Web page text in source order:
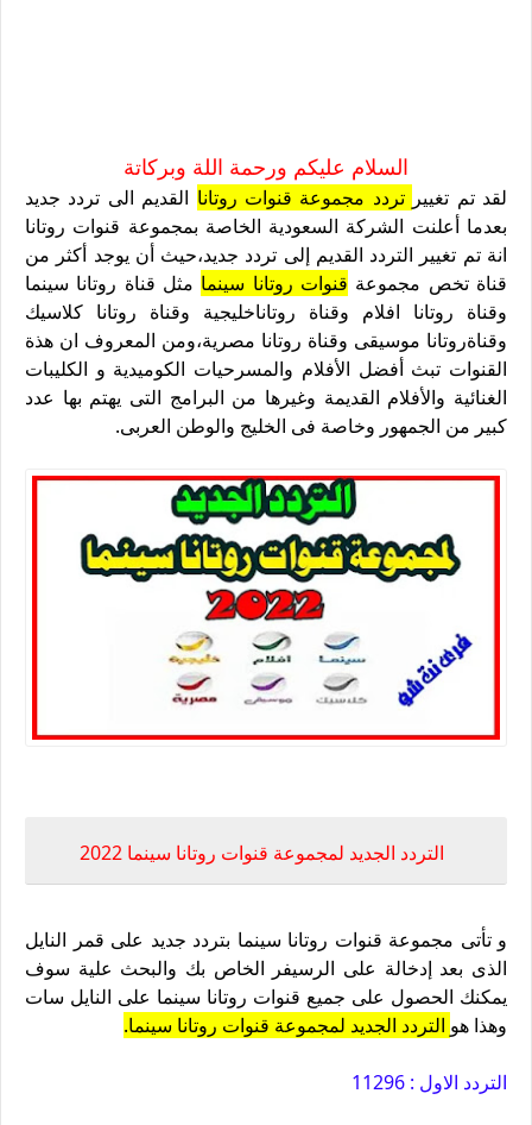
السلام عليكم ورحمة اللة وبركاتة
لقد تم تغيير تردد مجموعة قنوات روتانا القديم الى تردد جديد
بعدما أعلنت الشركة السعودية الخاصة بمجموعة قنوات روتانا
انة تم تغيير التردد القديم إلى تردد جديد،حيث أن يوجد أكثر من
قناة تخص مجموعة قنوات روتانا سينما مثل قناة روتانا سينما
وقناة روتانا افلام وقناة روتاناخليجية وقناة روتانا كلاسيك
وقناةروتانا موسيقى وقناة روتانا مصرية،ومن المعروف ان هذة
القنوات تبث أفضل الأفلام والمسرحيات الكوميدية و الكليبات
الغنائية والأفلام القديمة وغيرها من البرامج التى يهتم بها عدد
كبير من الجمهور وخاصة فى الخليج والوطن العربى.
التردد الجديد لمجموعة قنوات روتانا سينما 2022
و تأتى مجموعة قنوات روتانا سينما بتردد جديد على قمر النايل
الذى بعد إدخالة على الرسيفر الخاص بك والبحث علية سوف
يمكنك الحصول على جميع قنوات روتانا سينما على النايل سات
وهذا هو التردد الجديد لمجموعة قنوات روتانا سينما.
التردد الاول : 11296